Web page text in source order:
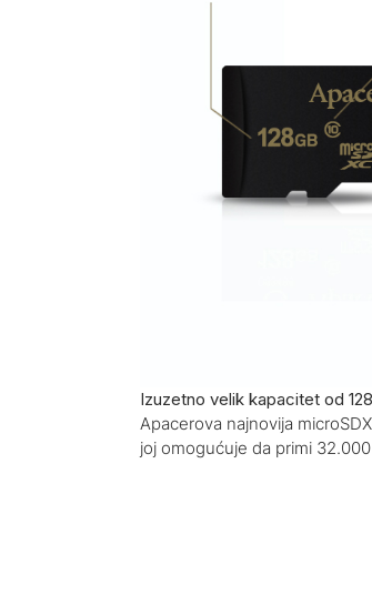
Izuzetno velik kapacitet od
Apacerova najnovija
joj omogućuje da primi